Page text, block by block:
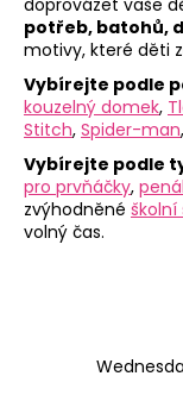
potřeb, batohů,
motivy, které děti
Vybírejte podle
kouzelný domek,
Stitch, Spider-man,
Vybírejte podle
pro prvňáčky,
zvýhodněné školní
volný čas.
b
u
j
e
t
e
n
a